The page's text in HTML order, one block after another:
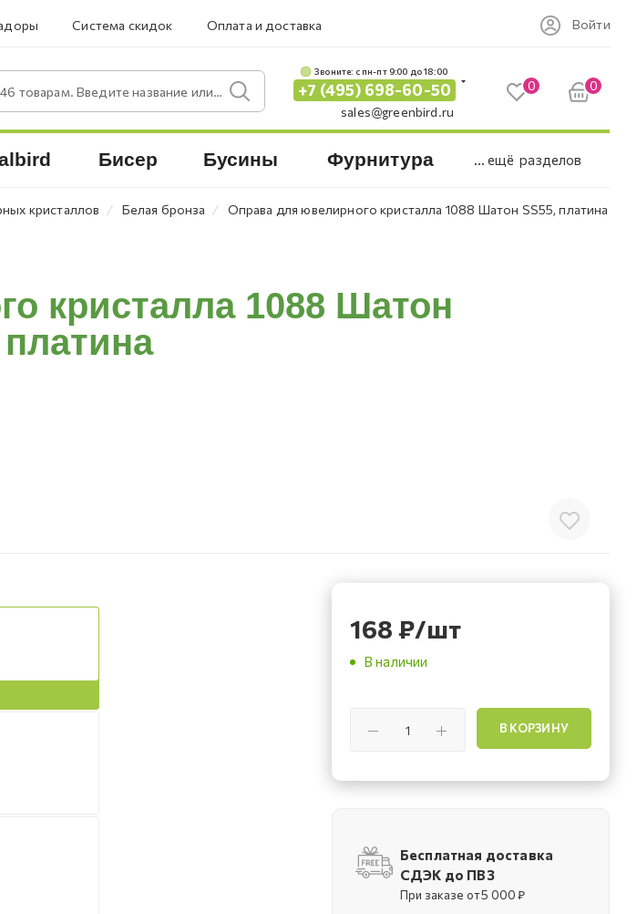
Система скидок Оплата и доставка Войти
товарам. Введите название или артикул.
Звоните: c пн-пт 9:00 до 18:00
+7 (495) 698-60-50
sales@greenbird.ru
0 0
Бисер Бусины Фурнитура ... ещё разделов
кристаллов ⁄ Белая бронза ⁄ Оправа для ювелирного кристалла 1088 Шатон SS55, платина
кристалла 1088 Шатон
168 ₽/шт
В наличии
В КОРЗИНУ
Бесплатная доставка
СДЭК до ПВЗ
При заказе от 5 000 ₽